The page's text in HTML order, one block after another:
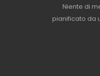
Niente di
pianificato da